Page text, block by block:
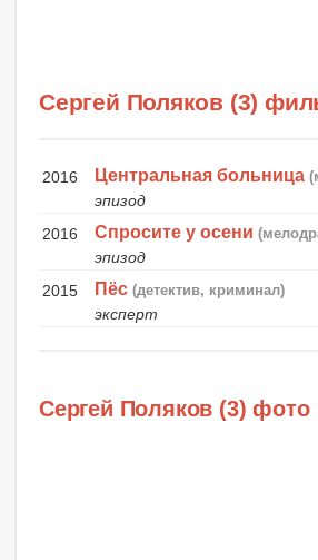
Сергей Поляков (3)
2016 Центральная больница
эпизод
2016
Спросите у осени
эпизод
2015
Пёс (детектив, криминал)
эксперт
Сергей Поляков (3) фото